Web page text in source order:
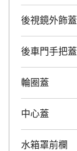
後視鏡外飾蓋
後車門手把蓋
輪圈蓋
中心蓋
水箱罩前欄